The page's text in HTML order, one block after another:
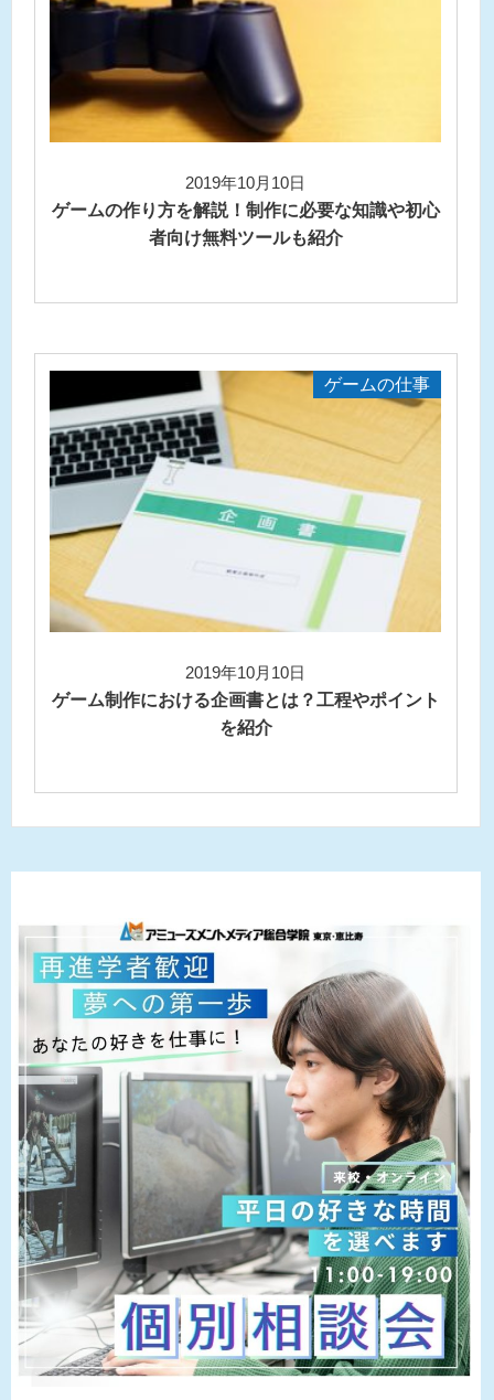
2019年10月10日
ゲームの作り方を解説！制作に必要な知識や初心
者向け無料ツールも紹介
ゲームの仕事
2019年10月10日
ゲーム制作における企画書とは？工程やポイント
を紹介